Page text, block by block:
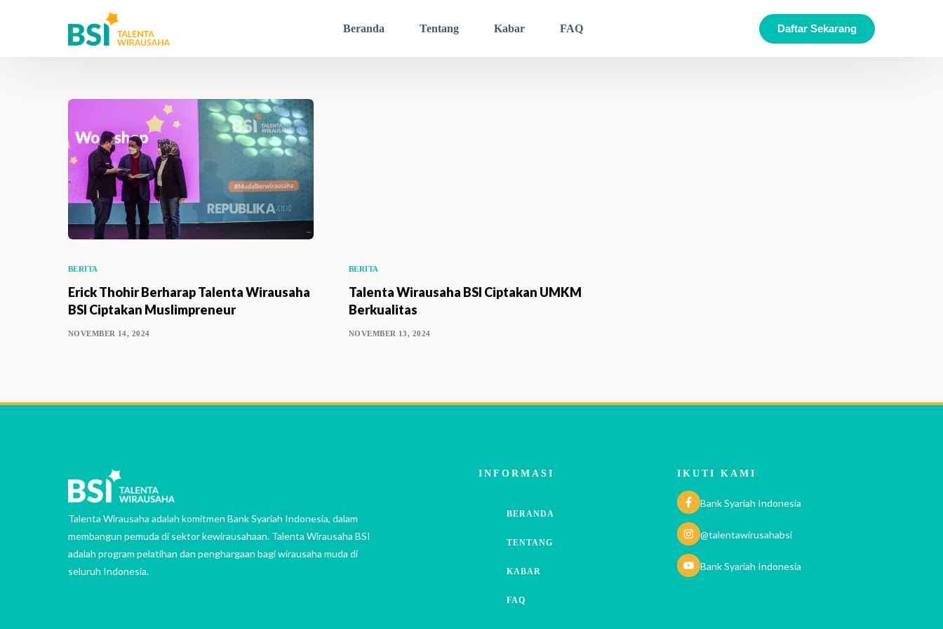
Beranda Tentang Kabar FAQ Daftar Sekarang
BERITA
Erick Thohir Berharap Talenta Wirausaha
BSI Ciptakan Muslimpreneur
NOVEMBER 14, 2024
BERITA
Talenta Wirausaha BSI Ciptakan UMKM
Berkualitas
NOVEMBER 13, 2024
Talenta Wirausaha adalah komitmen Bank Syariah Indonesia, dalam
membangun pemuda di sektor kewirausahaan. Talenta Wirausaha BSI
adalah program pelatihan dan penghargaan bagi wirausaha muda di
seluruh Indonesia.
INFORMASI
BERANDA
TENTANG
KABAR
FAQ
IKUTI KAMI
Bank Syariah Indonesia
@talentawirusahabsi
Bank Syariah Indonesia